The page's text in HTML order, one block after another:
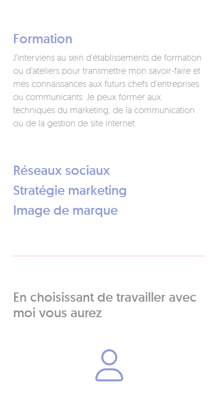
Formation
J’interviens au sein d’établissements de formation
ou d’ateliers pour transmettre mon savoir-faire et
mes connaissances aux futurs chefs d’entreprises
ou communicants. Je peux former aux
techniques du marketing, de la communication
ou de la gestion de site internet.
Réseaux sociaux
Stratégie marketing
Image de marque
En choisissant de travailler avec
moi vous aurez